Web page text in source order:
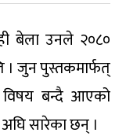
बेला उनले २०८०
। जुन पुस्तकमार्फत्
विषय बन्दै आएको
अघि सारेका छन् ।